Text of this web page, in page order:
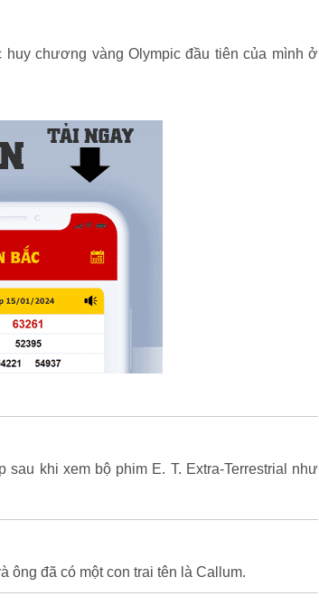
chương vàng Olympic đầu tiên của mình ở
khi xem bộ phim E. T. Extra-Terrestrial như
ông đã có một con trai tên là Callum.